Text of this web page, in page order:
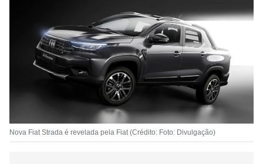
Nova Fiat Strada é revelada pela Fiat (Crédito: Foto: Divulgação)